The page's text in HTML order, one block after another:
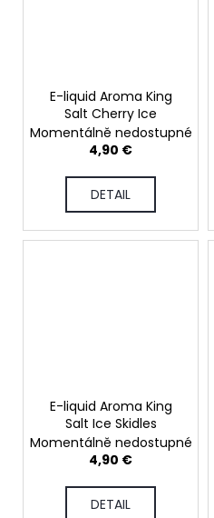
E-liquid Aroma King
Salt Cherry Ice
Momentálně nedostupné
4,90 €
DETAIL
E-liquid Aroma King
Salt Ice Skidles
Momentálně nedostupné
4,90 €
DETAIL